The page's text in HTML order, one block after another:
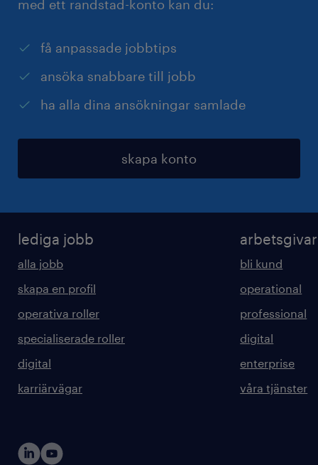
med ett randstad-konto kan du:
få anpassade jobbtips
ansöka snabbare till jobb
ha alla dina ansökningar samlade
skapa konto
lediga jobb
alla jobb
skapa en profil
operativa roller
specialiserade roller
digital
karriärvägar
bli kund
operational
professional
digital
enterprise
våra tjänster